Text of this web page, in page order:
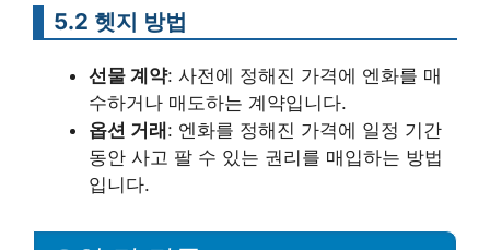
5.2 헷지 방법
선물 계약: 사전에 정해진 가격에 엔화를 매
수하거나 매도하는 계약입니다.
옵션 거래: 엔화를 정해진 가격에 일정 기간
동안 사고 팔 수 있는 권리를 매입하는 방법
입니다.